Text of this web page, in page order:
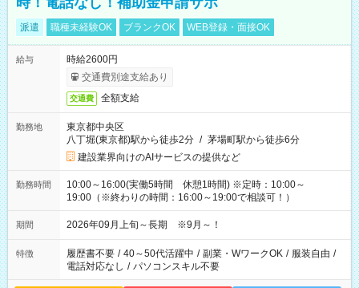
派遣 職種未経験OK ブランクOK WEB登録・面接OK
給与
時給2600円
交通費別途支給あり
交通費 全額支給
勤務地
東京都中央区
八丁堀(東京都)駅から徒歩2分 / 茅場町駅から徒歩6分
建設業界向けのAIサービスの提供など
勤務時間
10:00～16:00(実働5時間 休憩1時間) ※定時：10:00～
19:00（※終わりの時間：16:00～19:00で相談可！）
期間 2026年09月上旬～長期 ※9月～！
特徴 履歴書不要 / 40～50代活躍中 / 副業・WワークOK / 服装自由 /
電話対応なし / パソコンスキル不要